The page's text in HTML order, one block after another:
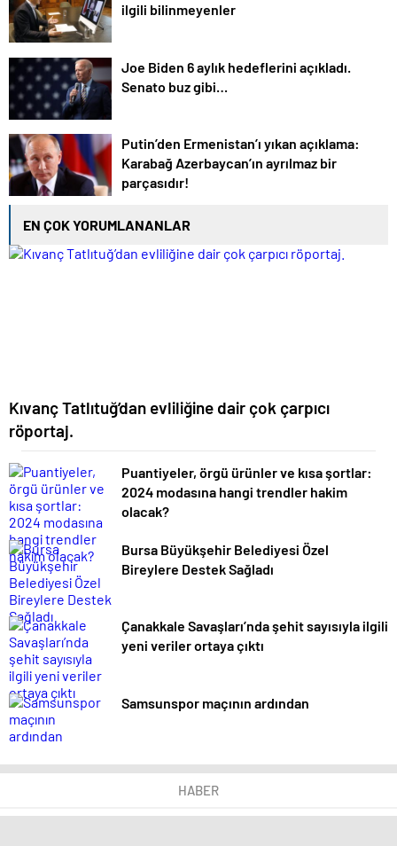
ilgili bilinmeyenler
Joe Biden 6 aylık hedeflerini açıkladı.
Senato buz gibi…
Putin’den Ermenistan’ı yıkan açıklama:
Karabağ Azerbaycan’ın ayrılmaz bir
parçasıdır!
EN ÇOK YORUMLANANLAR
Kıvanç Tatlıtuğ’dan evliliğine dair çok çarpıcı
röportaj.
Puantiyeler, örgü ürünler ve kısa şortlar:
2024 modasına hangi trendler hakim
olacak?
Bursa Büyükşehir Belediyesi Özel
Bireylere Destek Sağladı
Çanakkale Savaşları’nda şehit sayısıyla ilgili
yeni veriler ortaya çıktı
Samsunspor maçının ardından
HABER